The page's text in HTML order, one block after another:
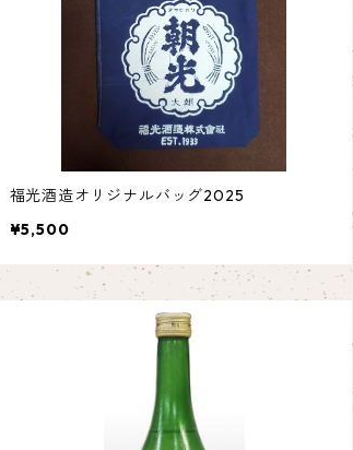
福光酒造オリジナルバッグ2025
¥5,500